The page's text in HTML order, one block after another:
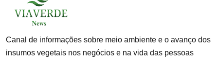
Canal de informações sobre meio ambiente e o avanço dos
insumos vegetais nos negócios e na vida das pessoas